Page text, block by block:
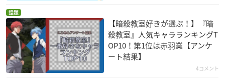
話題
【暗殺教室好きが選ぶ！】『暗
殺教室』人気キャラランキングT
OP10！第1位は赤羽業【アンケ
ート結果】
4コメント